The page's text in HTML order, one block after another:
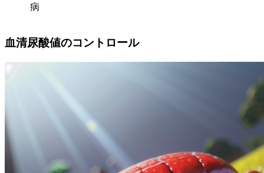
病
血清尿酸値のコントロール